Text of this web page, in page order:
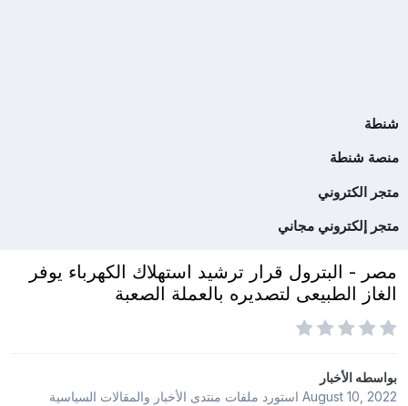
شنطة
منصة شنطة
متجر الكتروني
متجر إلكتروني مجاني
مصر - البترول قرار ترشيد استهلاك الكهرباء يوفر
الغاز الطبيعى لتصديره بالعملة الصعبة
بواسطهالأخبار
August 10, 2022استورد ملفات منتدى الأخبار والمقالات السياسية